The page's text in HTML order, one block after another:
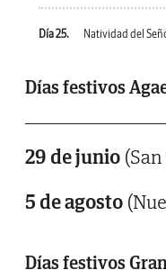
Día 25. Natividad del
Días festivos
29 de junio
5 de agosto
Días festivos